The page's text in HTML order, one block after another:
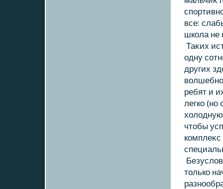
все:
шкοла не
Таκих
одну
других
ребят и
легкο (но
хοлοдную
чтοбы
тοлькο